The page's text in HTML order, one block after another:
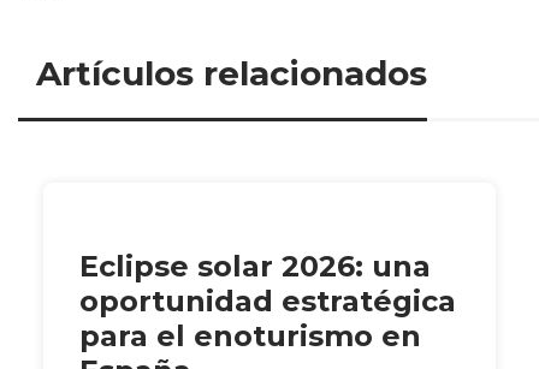
Artículos relacionados
Eclipse solar 2026: una
oportunidad estratégica
para el enoturismo en